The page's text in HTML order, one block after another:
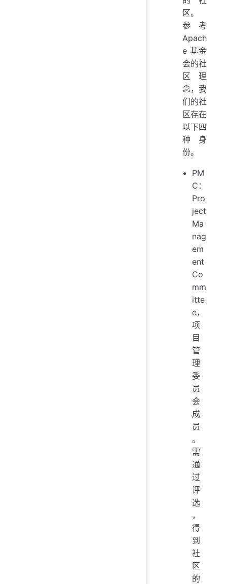
区。
参考
Apach
e 基金
会的社
区理
念，我
们的社
区存在
以下四
种身
份。
PM
C：
Pro
ject
Ma
nag
em
ent
Co
mm
itte
e，
项
目
管
理
委
员
会
成
员
。
需
通
过
评
选
，
得
到
社
区
的